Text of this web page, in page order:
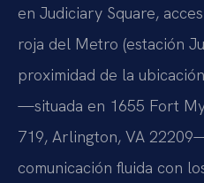
en Judiciary Square,
roja del Metro (estación
proximidad de la
—situada en 1655 Fort
719, Arlington, VA
comunicación fluida con